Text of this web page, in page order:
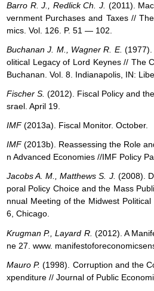
Barro R. J., Redlick Ch. J. (2011).
vernment Purchases and Taxes //
mics. Vol. 126. P. 51 — 102.
Buchanan J. M., Wagner R. E. (1977).
olitical Legacy of Lord Keynes // The
Buchanan. Vol. 8. Indianapolis, IN:
Fischer S. (2012). Fiscal Policy and
srael. April 19.
IMF(2013a). Fiscal Monitor. October.
IMF(2013b). Reassessing the Role
n Advanced Economies //IMF Policy
Jacobs A. M., Matthews S. J. (2008).
poral Policy Choice and the Mass
nnual Meeting of the Midwest Political
6, Chicago.
Krugman P., Layard R. (2012). A
ne 27. www.
Mauro P. (1998). Corruption and the
xpenditure // Journal of Public